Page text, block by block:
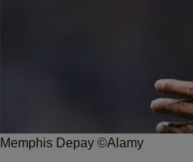
Memphis Depay ©Alamy